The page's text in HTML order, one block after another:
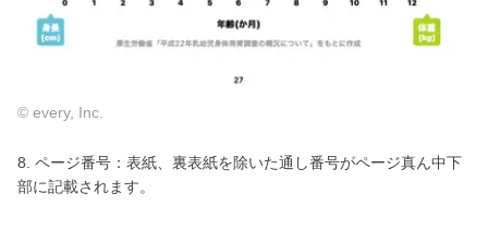
© every, Inc.
8. ページ番号：表紙、裏表紙を除いた通し番号がページ真ん中下
部に記載されます。